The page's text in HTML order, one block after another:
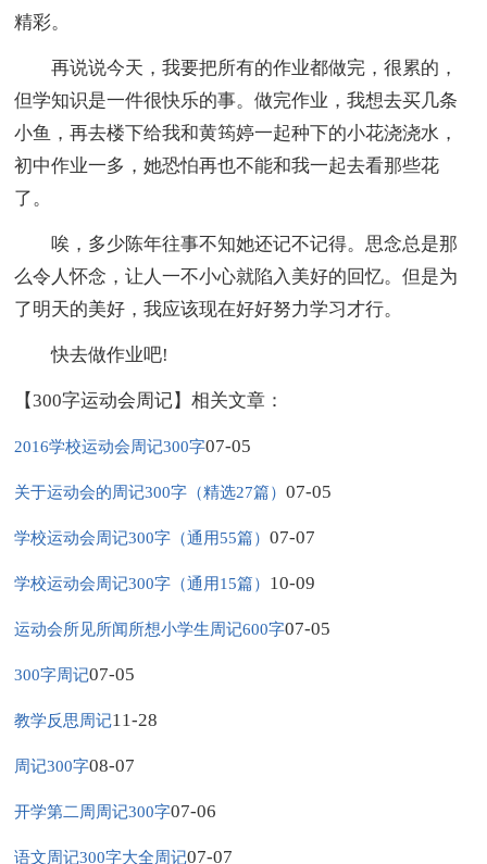
精彩。
再说说今天，我要把所有的作业都做完，很累的，
但学知识是一件很快乐的事。做完作业，我想去买几条
小鱼，再去楼下给我和黄筠婷一起种下的小花浇浇水，
初中作业一多，她恐怕再也不能和我一起去看那些花
了。
唉，多少陈年往事不知她还记不记得。思念总是那
么令人怀念，让人一不小心就陷入美好的回忆。但是为
了明天的美好，我应该现在好好努力学习才行。
快去做作业吧!
【300字运动会周记】相关文章：
2016学校运动会周记300字07-05
关于运动会的周记300字（精选27篇）07-05
学校运动会周记300字（通用55篇）07-07
学校运动会周记300字（通用15篇） 10-09
运动会所见所闻所想小学生周记600字07-05
300字周记07-05
教学反思周记11-28
周记300字08-07
开学第二周周记300字07-06
语文周记300字大全周记07-07